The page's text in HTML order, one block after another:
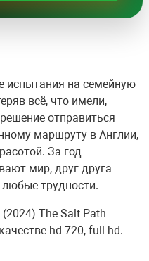
испытания на семейную
всё, что имели,
отправиться
маршруту в Англии,
За год
мир, друг друга
любые трудности.
The Salt Path
hd 720, full hd.